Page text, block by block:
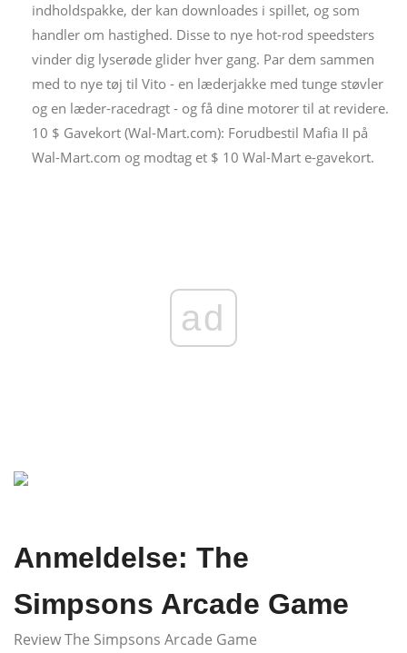
indholdspakke, der kan downloades i spillet, og som
handler om hastighed. Disse to nye hot-rod speedsters
vinder dig lyserøde glider hver gang. Par dem sammen
med to nye tøj til Vito - en læderjakke med tunge støvler
og en læder-racedragt - og få dine motorer til at revidere.
10 $ Gavekort (Wal-Mart.com): Forudbestil Mafia II på
Wal-Mart.com og modtag et $ 10 Wal-Mart e-gavekort.
ad
Anmeldelse: The
Simpsons Arcade Game
Review The Simpsons Arcade Game